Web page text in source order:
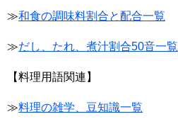
≫和食の調味料割合と配合一覧
≫だし、たれ、煮汁割合50音一覧
【料理用語関連】
≫料理の雑学、豆知識一覧